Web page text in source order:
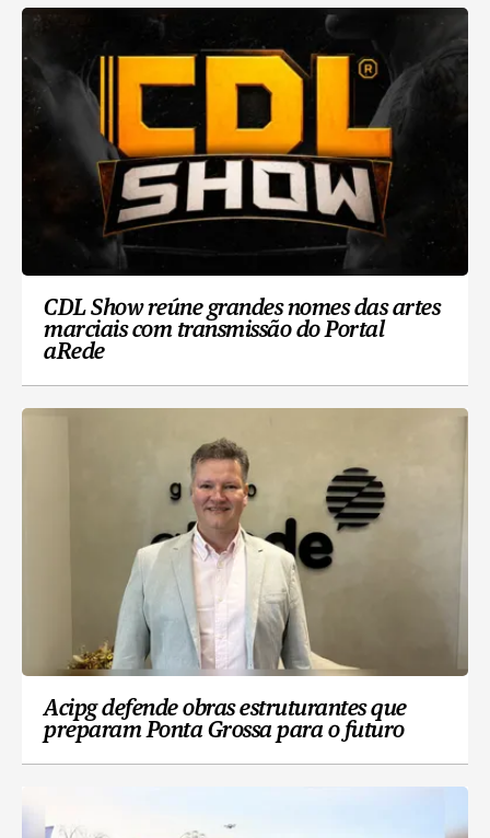
CDL Show reúne grandes nomes das artes
marciais com transmissão do Portal
aRede
Acipg defende obras estruturantes que
preparam Ponta Grossa para o futuro